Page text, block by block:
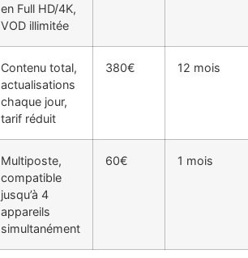
en Full HD/4K,
VOD illimitée
Contenu total,
actualisations
chaque jour,
tarif réduit
380€ 12 mois
Multiposte,
compatible
jusqu’à 4
appareils
simultanément
60€ 1 mois